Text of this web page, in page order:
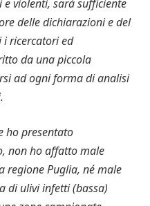
violenti, sarà sufficiente
delle dichiarazioni e del
ricercatori ed
da una piccola
ad ogni forma di analisi
ho presentato
non ho affatto male
regione Puglia, né male
di ulivi infetti (bassa)